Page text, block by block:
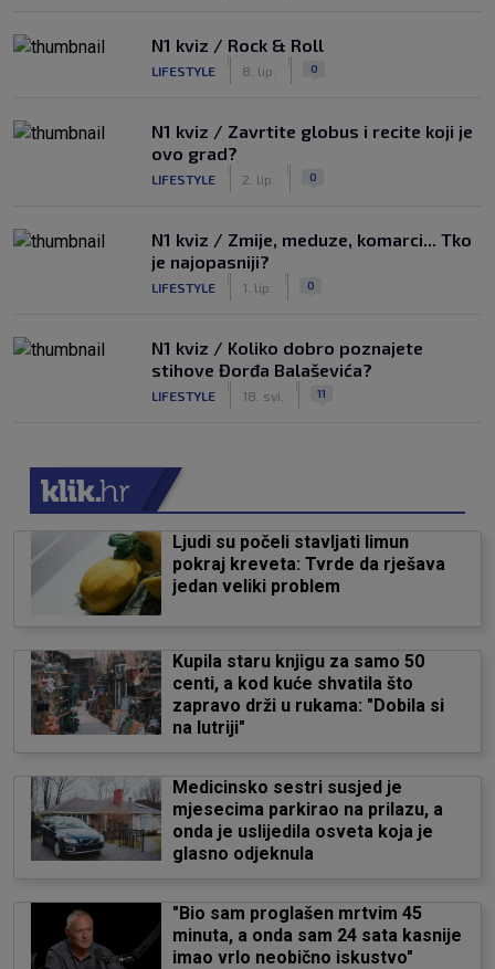
N1 kviz / Rock & Roll
LIFESTYLE 8. lip. 0
N1 kviz / Zavrtite globus i recite koji je
ovo grad?
LIFESTYLE 2. lip. 0
N1 kviz / Zmije, meduze, komarci... Tko
je najopasniji?
LIFESTYLE 1. lip. 0
N1 kviz / Koliko dobro poznajete
stihove Đorđa Balaševića?
LIFESTYLE 18. svi. 11
Ljudi su počeli stavljati limun
pokraj kreveta: Tvrde da rješava
jedan veliki problem
Kupila staru knjigu za samo 50
centi, a kod kuće shvatila što
zapravo drži u rukama: "Dobila si
na lutriji"
Medicinsko sestri susjed je
mjesecima parkirao na prilazu, a
onda je uslijedila osveta koja je
glasno odjeknula
"Bio sam proglašen mrtvim 45
minuta, a onda sam 24 sata kasnije
imao vrlo neobično iskustvo"